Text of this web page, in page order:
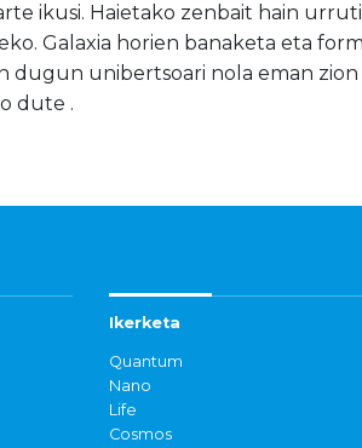
ikusi. Haietako zenbait hain
Galaxia horien banaketa eta
dugun unibertsoari nola eman zion
dute .
Ikerketa
Quantum
Nano
Life
Cosmos